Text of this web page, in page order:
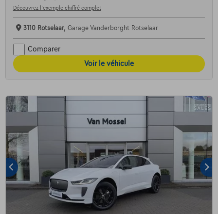
Découvrez l’exemple chiffré complet
3110 Rotselaar, Garage Vanderborght Rotselaar
Comparer
Voir le véhicule